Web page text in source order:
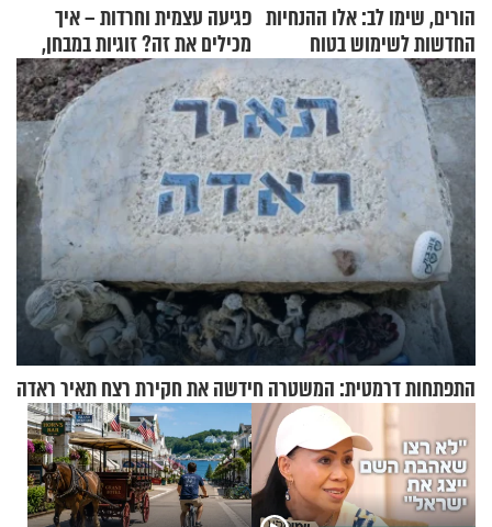
הורים, שימו לב: אלו ההנחיות
החדשות לשימוש בטוח
בסקווישי לאחר מקרי אשפוז
פגיעה עצמית וחרדות – איך
מכילים את זה? זוגיות במבחן,
הפעם עם יהודית ואלתר כהן
התפתחות דרמטית: המשטרה חידשה את חקירת רצח תאיר ראדה